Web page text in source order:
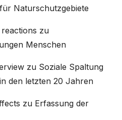
Naturschutzgebiete
zu
Menschen
zu Soziale Spaltung
den letzten 20 Jahren
zu Erfassung der